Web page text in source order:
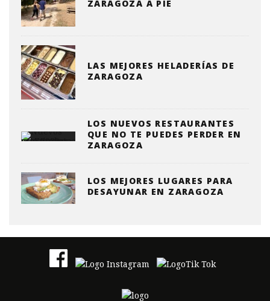
ZARAGOZA A PIE
LAS MEJORES HELADERÍAS DE
ZARAGOZA
LOS NUEVOS RESTAURANTES
QUE NO TE PUEDES PERDER EN
ZARAGOZA
LOS MEJORES LUGARES PARA
DESAYUNAR EN ZARAGOZA